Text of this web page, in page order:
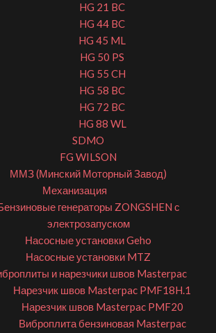
HG 21 BC
HG 44 BC
HG 45 ML
HG 50 PS
HG 55 CH
HG 58 BC
HG 72 BC
HG 88 WL
SDMO
FG WILSON
ММЗ (Минский Моторный Завод)
Механизация
генераторы ZONGSHEN с
электрозапуском
Насосные установки Geho
Насосные установки MTZ
и нарезчики швов Masterpac
Нарезчик швов Masterpac PMF18H.1
Нарезчик швов Masterpac PMF20
Виброплита бензиновая Masterpac